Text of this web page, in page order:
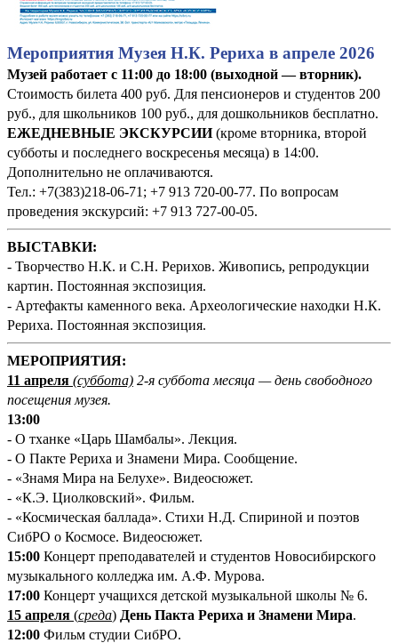
Мероприятия Музея Н.К. Рериха в апреле 2026
Музей работает с 11:00 до 18:00 (выходной — вторник).
Стоимость билета 400 руб. Для пенсионеров и студентов 200
руб., для школьников 100 руб., для дошкольников бесплатно.
ЕЖЕДНЕВНЫЕ ЭКСКУРСИИ(кроме вторника, второй
субботы и последнего воскресенья месяца) в 14:00.
Дополнительно не оплачиваются.
Тел.: +7(383)218-06-71; +7 913 720-00-77. По вопросам
проведения экскурсий: +7 913 727-00-05.
ВЫСТАВКИ:
- Творчество Н.К. и С.Н. Рерихов. Живопись, репродукции
картин. Постоянная экспозиция.
- Артефакты каменного века. Археологические находки Н.К.
Рериха. Постоянная экспозиция.
МЕРОПРИЯТИЯ:
11 апреля (суббота) 2-я суббота месяца — день свободного
посещения музея.
13:00
- О тханке «Царь Шамбалы». Лекция.
- О Пакте Рериха и Знамени Мира. Сообщение.
- «Знамя Мира на Белухе». Видеосюжет.
- «К.Э. Циолковский». Фильм.
- «Космическая баллада». Стихи Н.Д. Спириной и поэтов
СибРО о Космосе. Видеосюжет.
15:00 Концерт преподавателей и студентов Новосибирского
музыкального колледжа им. А.Ф. Мурова.
17:00 Концерт учащихся детской музыкальной школы № 6.
15 апреля (среда) День Пакта Рериха и Знамени Мира.
12:00 Фильм студии СибРО.